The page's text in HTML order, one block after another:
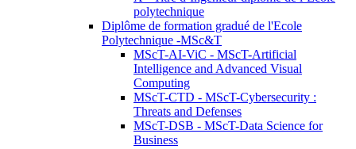
polytechnique
Diplôme de formation gradué de l'Ecole
Polytechnique -MSc&T
MScT-AI-ViC - MScT-Artificial
Intelligence and Advanced Visual
Computing
MScT-CTD - MScT-Cybersecurity :
Threats and Defenses
MScT-DSB - MScT-Data Science for
Business